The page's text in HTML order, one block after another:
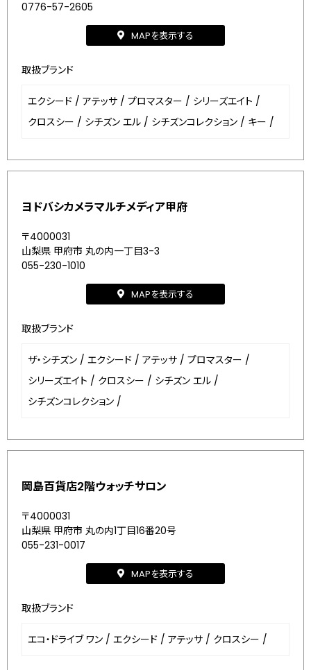
0776-57-2605
MAPを表示する
取扱ブランド
エクシード / アテッサ / プロマスター / シリーズエイト /
クロスシー / シチズン エル / シチズンコレクション / キー /
ヨドバシカメラマルチメディア甲府
〒4000031
山梨県 甲府市 丸の内一丁目3-3
055-230-1010
MAPを表示する
取扱ブランド
ザ・シチズン / エクシード / アテッサ / プロマスター /
シリーズエイト / クロスシー / シチズン エル /
シチズンコレクション /
岡島百貨店2階ウォッチサロン
〒4000031
山梨県 甲府市 丸の内1丁目16番20号
055-231-0017
MAPを表示する
取扱ブランド
エコ・ドライブ ワン / エクシード / アテッサ / クロスシー /